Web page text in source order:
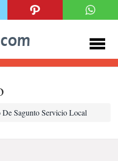
De Sagunto Servicio Local